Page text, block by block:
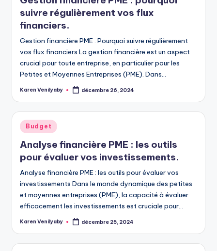
suivre régulièrement vos flux
financiers.
Gestion financière PME : Pourquoi suivre régulièrement
vos flux financiers La gestion financière est un aspect
crucial pour toute entreprise, en particulier pour les
Petites et Moyennes Entreprises (PME). Dans…
Posted
Karen Venilyaby décembre 26, 2024
Posted
in
Budget
Analyse financière PME : les outils
pour évaluer vos investissements.
Analyse financière PME : les outils pour évaluer vos
investissements Dans le monde dynamique des petites
et moyennes entreprises (PME), la capacité à évaluer
efficacement les investissements est cruciale pour…
Posted
Karen Venilyaby décembre 25, 2024